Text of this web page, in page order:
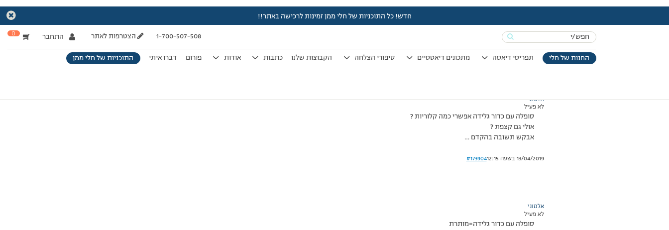
חדש! כל התוכניות של חלי ממן זמינות לרכישה באתר!!
Search
for:
1-700-507-508 הצטרפות לאתר התחבר 0
החנות של חלי תפריטי דיאטה מתכונים דיאטטיים סיפורי הצלחה הקבוצות שלנו כתבות אודות פורום דברו איתי התוכניות של חלי ממן
עמוד הבית>דיונים>פורום>מנה מותרת
מוצגות 2 תגובות – 1 עד 2 (מתוך 2 סה״כ)
17/11/2010 בשעה 9:06
#173900
אלמוני
לא פעיל
סופלה עם כדור גלידה אפשרי כמה קלוריות ?
אולי גם קצפת ?
אבקש תשובה בהקדם …
13/04/2019 בשעה 12:15 #173904
אלמוני
לא פעיל
סופלה עם כדור גלידה=מותרת